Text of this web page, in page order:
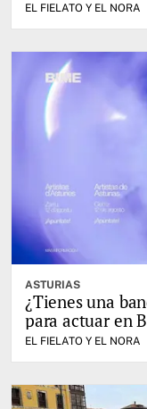
EL FIELATO Y EL NORA
ASTURIAS
¿Tienes una
para actuar en
EL FIELATO Y EL NORA